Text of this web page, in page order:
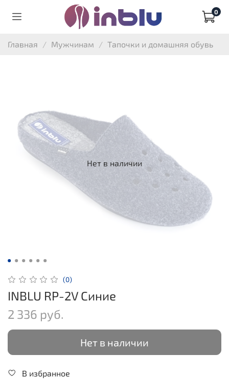
0
Главная Мужчинам Тапочки и домашняя обувь
Нет в наличии
(0)
INBLU RP-2V Синие
2 336 руб.
Нет в наличии
В избранное